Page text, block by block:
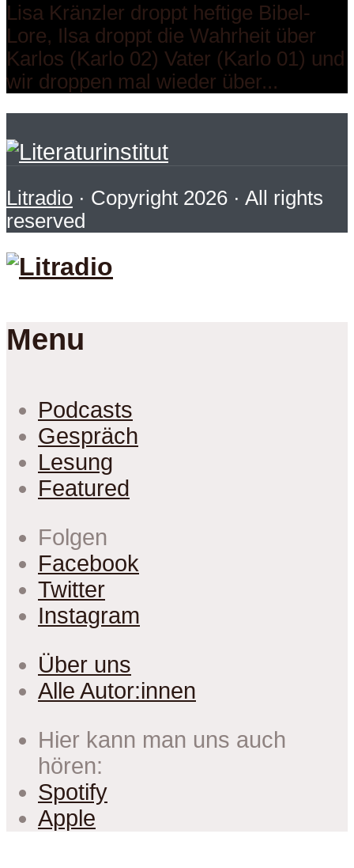
Lisa Kränzler droppt heftige Bibel-
Lore, Ilsa droppt die Wahrheit über
Karlos (Karlo 02) Vater (Karlo 01) und
wir droppen mal wieder über...
Litradio · Copyright 2026 · All rights
reserved
Menu
Podcasts
Gespräch
Lesung
Featured
Folgen
Facebook
Twitter
Instagram
Über uns
Alle Autor:innen
Hier kann man uns auch
hören:
Spotify
Apple